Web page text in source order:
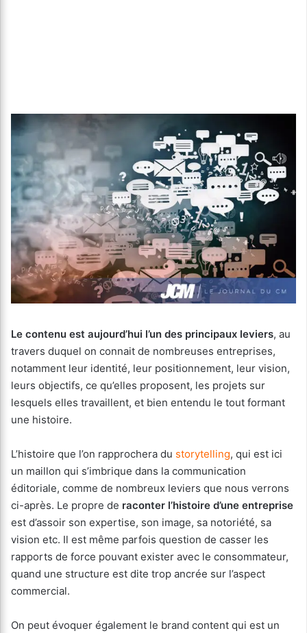
Le contenu est aujourd’hui l’un des principaux leviers, au
travers duquel on connait de nombreuses entreprises,
notamment leur identité, leur positionnement, leur vision,
leurs objectifs, ce qu’elles proposent, les projets sur
lesquels elles travaillent, et bien entendu le tout formant
une histoire.
L’histoire que l’on rapprochera du storytelling, qui est ici
un maillon qui s’imbrique dans la communication
éditoriale, comme de nombreux leviers que nous verrons
ci-après. Le propre de raconter l’histoire d’une entreprise
est d’assoir son expertise, son image, sa notoriété, sa
vision etc. Il est même parfois question de casser les
rapports de force pouvant exister avec le consommateur,
quand une structure est dite trop ancrée sur l’aspect
commercial.
On peut évoquer également le brand content qui est un